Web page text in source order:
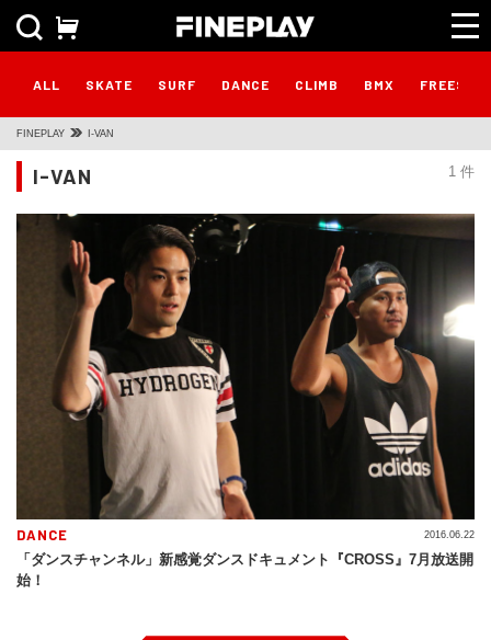
ALL SKATE SURF DANCE CLIMB BMX
FINEPLAY I-VAN
1 件
I-VAN
DANCE
「ダンスチャンネル」新感覚ダンスドキュメント『CROSS』7月放送開
始！
2016.06.22